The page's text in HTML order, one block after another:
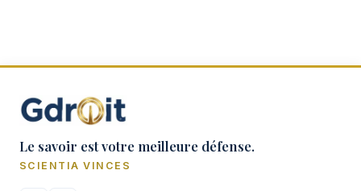
Le savoir est votre meilleure défense.
SCIENTIA VINCES